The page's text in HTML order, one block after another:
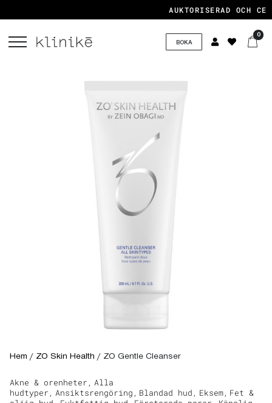
AUKTORISERAD OCH
BOKA
0
Hem / ZO Skin Health / ZO Gentle Cleanser
Akne & orenheter, Alla
hudtyper, Ansiktsrengöring, Blandad hud, Eksem, Fet &